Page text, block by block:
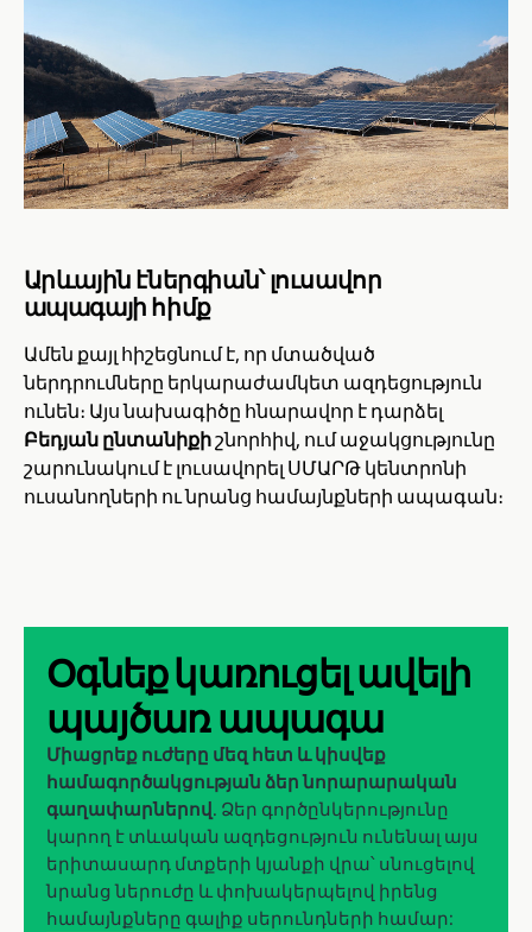
Արևային էներգիան՝ լուսավոր
ապագայի հիմք
Ամեն քայլ հիշեցնում է, որ մտածված
ներդրումները երկարաժամկետ ազդեցություն
ունեն։ Այս նախագիծը հնարավոր է դարձել
Բեդյան ընտանիքիշնորհիվ, ում աջակցությունը
շարունակում է լուսավորել ՍՄԱՐԹ կենտրոնի
ուսանողների ու նրանց համայնքների ապագան։
Օգնեք կառուցել ավելի
պայծառ ապագա
Միացրեք ուժերը մեզ հետ և կիսվեք
համագործակցության ձեր նորարարական
գաղափարներով. Ձեր գործընկերությունը
կարող է տևական ազդեցություն ունենալ այս
երիտասարդ մտքերի կյանքի վրա՝ սնուցելով
նրանց ներուժը և փոխակերպելով իրենց
համայնքները գալիք սերունդների համար: